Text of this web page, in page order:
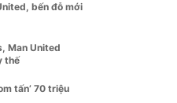
bến đỗ mới
Man United
thế
tấn’ 70 triệu